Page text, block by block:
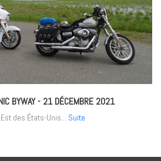
BYWAY- 21 DÉCEMBRE 2021
des États-Unis... Suite